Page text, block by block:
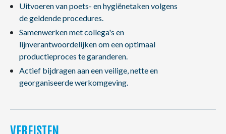
Uitvoeren van poets- en hygiënetaken volgens
de geldende procedures.
Samenwerken met collega's en
lijnverantwoordelijken om een optimaal
productieproces te garanderen.
Actief bijdragen aan een veilige, nette en
georganiseerde werkomgeving.
VEREISTEN